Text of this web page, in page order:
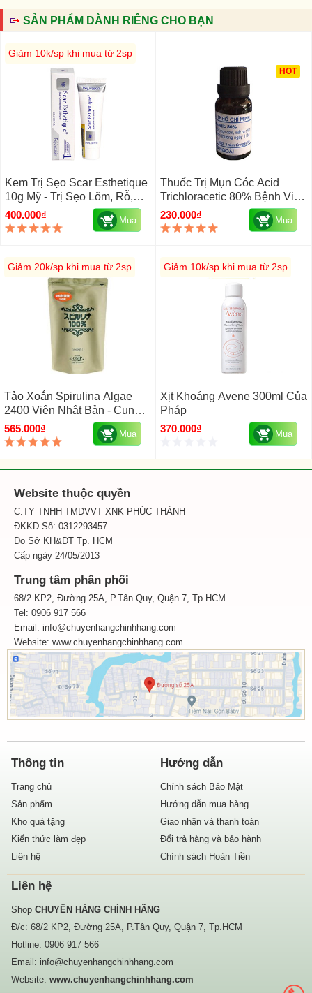
SẢN PHẨM DÀNH RIÊNG CHO BẠN
Giảm 10k/sp khi mua từ 2sp
Kem Trị Sẹo Scar Esthetique
10g Mỹ - Trị Sẹo Lõm, Rỗ,
Thâm
400.000₫ Mua
HOT
Thuốc Trị Mụn Cóc Acid
Trichloracetic 80% Bệnh Viện
Da Liễu HCM
230.000₫ Mua
Giảm 20k/sp khi mua từ 2sp
Tảo Xoắn Spirulina Algae
2400 Viên Nhật Bản - Cung
Cấp Vitamin
565.000₫ Mua
Giảm 10k/sp khi mua từ 2sp
Xịt Khoáng Avene 300ml Của
Pháp
370.000₫
Mua
Website thuộc quyền
C.TY TNHH TMDVVT XNK PHÚC THÀNH
ĐKKD Số: 0312293457
Do Sở KH&ĐT Tp. HCM
Cấp ngày 24/05/2013
Trung tâm phân phối
68/2 KP2, Đường 25A, P.Tân Quy, Quận 7, Tp.HCM
Tel: 0906 917 566
Email: info@chuyenhangchinhhang.com
Website: www.chuyenhangchinhhang.com
Thông tin
Trang chủ
Sản phẩm
Kho quà tặng
Kiến thức làm đẹp
Liên hệ
Hướng dẫn
Chính sách Bảo Mật
Hướng dẫn mua hàng
Giao nhận và thanh toán
Đổi trả hàng và bảo hành
Chính sách Hoàn Tiền
Liên hệ
Shop CHUYÊN HÀNG CHÍNH HÃNG
Đ/c: 68/2 KP2, Đường 25A, P.Tân Quy, Quận 7, Tp.HCM
Hotline: 0906 917 566
Email: info@chuyenhangchinhhang.com
Website: www.chuyenhangchinhhang.com